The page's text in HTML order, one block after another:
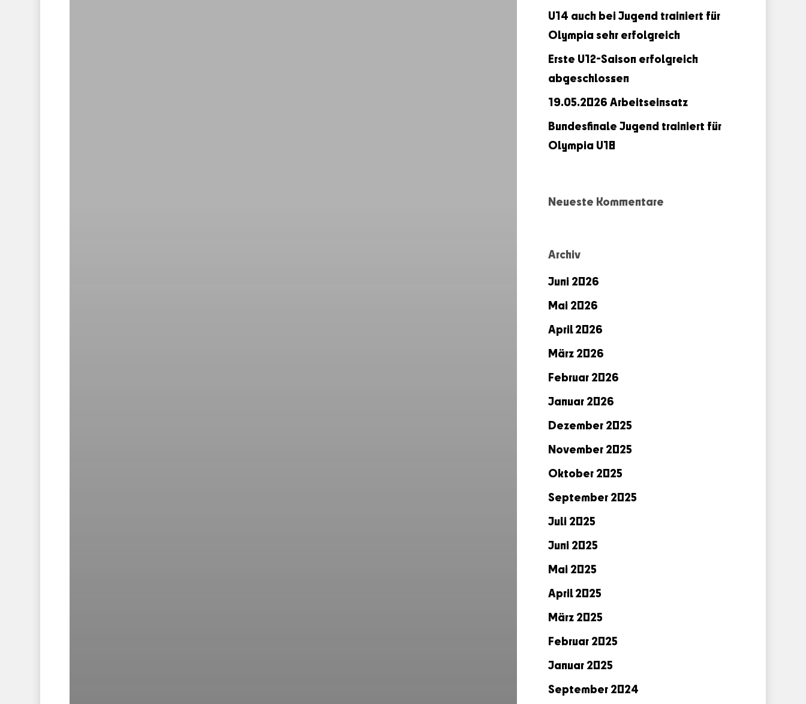
U14 auch bei Jugend trainiert für
Olympia sehr erfolgreich
Erste U12-Saison erfolgreich
abgeschlossen
19.05.2026 Arbeitseinsatz
Bundesfinale Jugend trainiert für
Olympia U18
Neueste Kommentare
Archiv
Juni 2026
Mai 2026
April 2026
März 2026
Februar 2026
Januar 2026
Dezember 2025
November 2025
Oktober 2025
September 2025
Juli 2025
Juni 2025
Mai 2025
April 2025
März 2025
Februar 2025
Januar 2025
September 2024